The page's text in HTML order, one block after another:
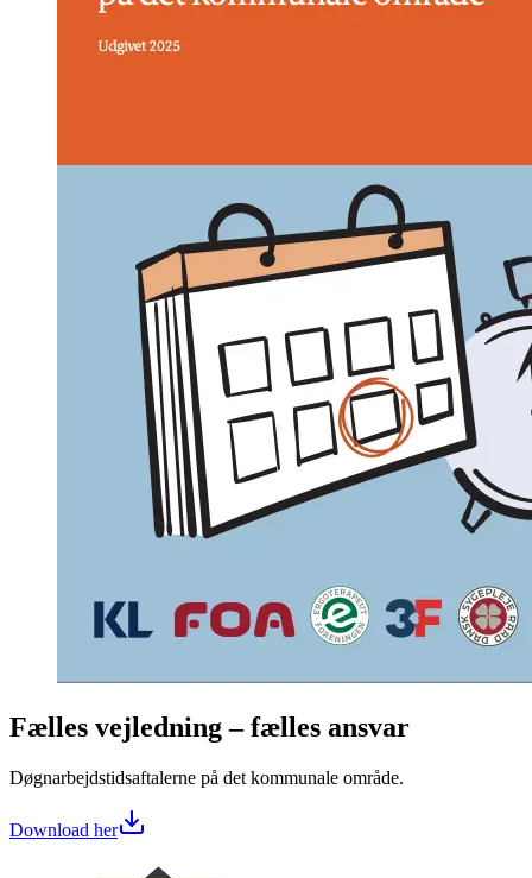
Fælles vejledning – fælles ansvar
Døgnarbejdstidsaftalerne på det kommunale område.
Download her